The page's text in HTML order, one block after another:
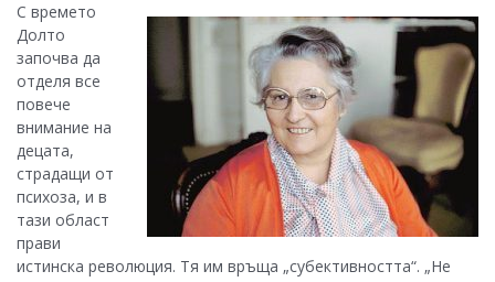
С времето
Долто
започва да
отделя все
повече
внимание на
децата,
страдащи от
психоза, и в
тази област
прави
истинска революция. Тя им връща „субективността“. „Не